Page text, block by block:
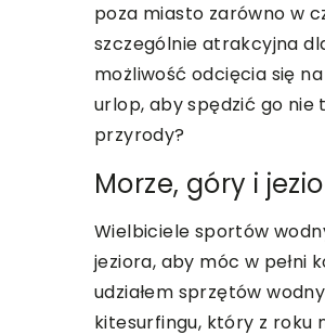
poza miasto zarówno w
szczególnie atrakcyjna
możliwość odcięcia się
urlop, aby spędzić go
przyrody?
Morze, góry i
Wielbiciele sportów
jeziora, aby móc w pełni
udziałem sprzętów
kitesurfingu, który z roku